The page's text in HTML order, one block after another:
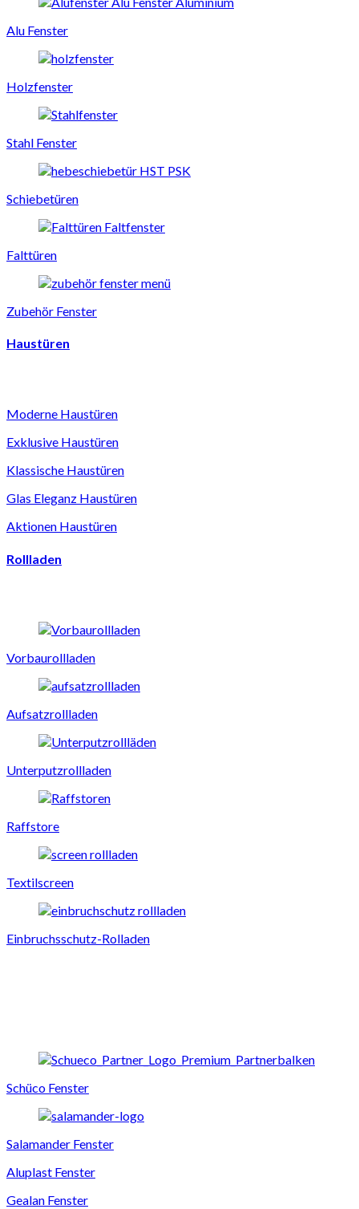
Alu Fenster
Holzfenster
Stahl Fenster
Schiebetüren
Falttüren
Zubehör Fenster
Haustüren
Moderne Haustüren
Exklusive Haustüren
Klassische Haustüren
Glas Eleganz Haustüren
Aktionen Haustüren
Rollladen
Vorbaurollladen
Aufsatzrollladen
Unterputzrollladen
Raffstore
Textilscreen
Einbruchsschutz-Rolladen
Schüco Fenster
Salamander Fenster
Aluplast Fenster
Gealan Fenster